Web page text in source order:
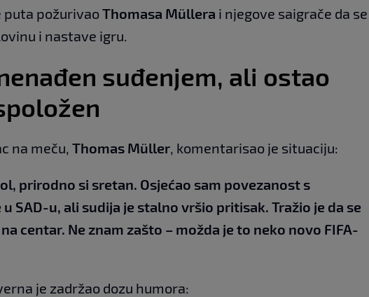
puta požurivaoThomasa Müllera i njegove saigrače da se
i nastave igru.
suđenjem, ali ostao
na meču, Thomas Müller , komentarisao je situaciju:
prirodno si sretan. Osjećao sam povezanost s
SAD-u, ali sudija je stalno vršio pritisak. Tražio je da se
centar. Ne znam zašto – možda je to neko novo FIFA-
je zadržao dozu humora: